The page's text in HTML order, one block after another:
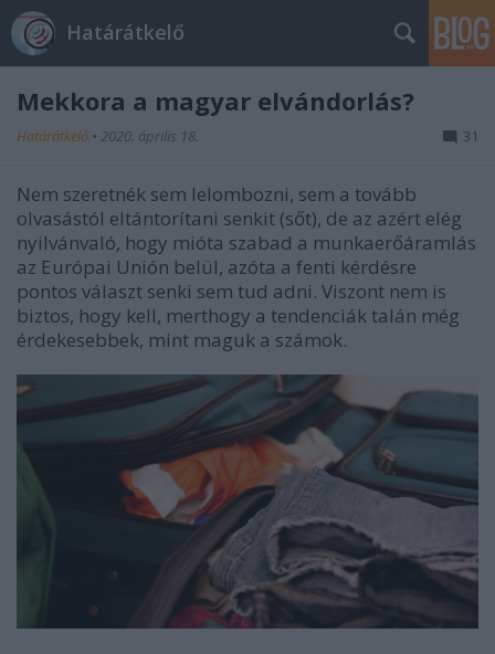
Határátkelő
Mekkora a magyar elvándorlás?
Határátkelő • 2020. április 18. 31
Nem szeretnék sem lelombozni, sem a tovább
olvasástól eltántorítani senkit (sőt), de az azért elég
nyilvánvaló, hogy mióta szabad a munkaerőáramlás
az Európai Unión belül, azóta a fenti kérdésre
pontos választ senki sem tud adni. Viszont nem is
biztos, hogy kell, merthogy a tendenciák talán még
érdekesebbek, mint maguk a számok.